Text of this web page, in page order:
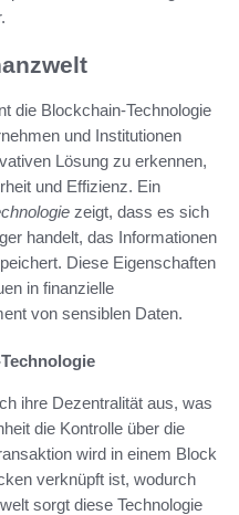
die Blockchain-Technologie
und Institutionen
Lösung zu erkennen,
und Effizienz. Ein
zeigt, dass es sich
handelt, das Informationen
Diese Eigenschaften
in finanzielle
von sensiblen Daten.
ihre Dezentralität aus, was
die Kontrolle über die
wird in einem Block
verknüpft ist, wodurch
sorgt diese Technologie